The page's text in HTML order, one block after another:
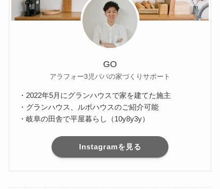
GO
アラフォー3児パパの家づくりサポート
・2022年5月にグランハウスで家を建てた施主
・グランハウス、ルポハウスのご紹介可能
・岐阜の田舎で平屋暮らし（10y8y3y）
Instagramを見る